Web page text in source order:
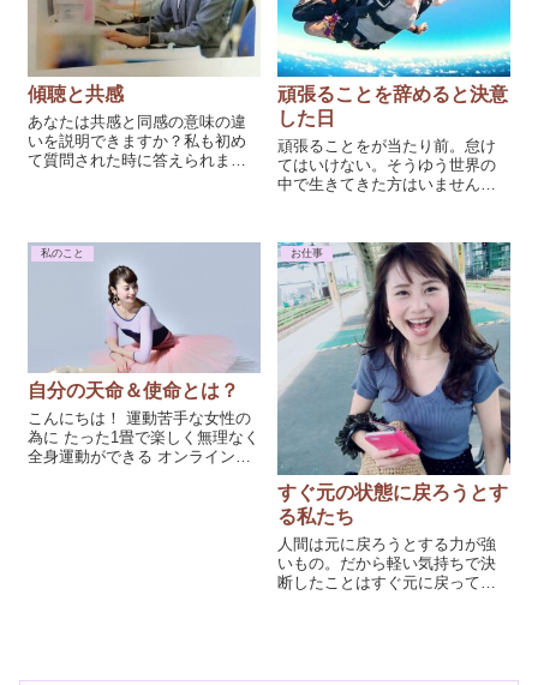
傾聴と共感
あなたは共感と同感の意味の違
いを説明できますか？私も初め
て質問された時に答えられませ
つ。気持ちを感じる。そこが大
頑張ることを辞めると決意
した日
頑張ることをが当たり前。怠け
てはいけない。そうゆう世界の
中で生きてきた方はいません
色んなサインを出していたのに
もかかわらず無理をし続けてい
て、私はある日歩けなくなりま
した。歩けなくしないとこいつ
（私）は動き続けると体が判断
したのでしょう。
私のこと
自分の天命＆使命とは？
こんにちは！ 運動苦手な女性の
為に たった1畳で楽しく無理なく
全身運動ができる オンラインパ
お仕事
すぐ元の状態に戻ろうとす
る私たち
人間は元に戻ろうとする力が強
いもの。だから軽い気持ちで決
断したことはすぐ元に戻ってし